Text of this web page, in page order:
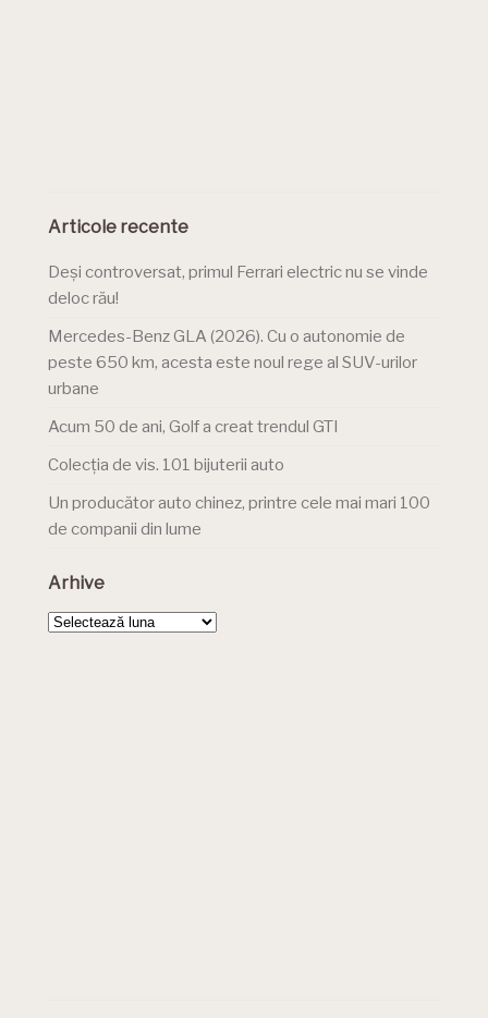
Articole recente
Deși controversat, primul Ferrari electric nu se vinde
deloc rău!
Mercedes-Benz GLA (2026). Cu o autonomie de
peste 650 km, acesta este noul rege al SUV-urilor
urbane
Acum 50 de ani, Golf a creat trendul GTI
Colecția de vis. 101 bijuterii auto
Un producător auto chinez, printre cele mai mari 100
de companii din lume
Arhive
Arhive